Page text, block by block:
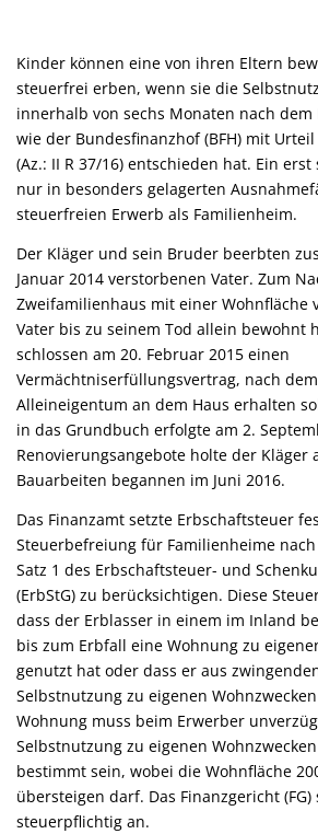
Kinder können eine von ihren Eltern
steuerfrei erben, wenn sie die
innerhalb von sechs Monaten nach
wie der Bundesfinanzhof (BFH) mit
(Az.: II R 37/16) entschieden hat. Ein
nur in besonders gelagerten
steuerfreien Erwerb als Familienheim.
Der Kläger und sein Bruder beerbten
Januar 2014 verstorbenen Vater. Zum
Zweifamilienhaus mit einer Wohnfläche
Vater bis zu seinem Tod allein bewohnt
schlossen am 20. Februar 2015 einen
Vermächtniserfüllungsvertrag, nach
Alleineigentum an dem Haus erhalten
in das Grundbuch erfolgte am 2.
Renovierungsangebote holte der Kläger
Bauarbeiten begannen im Juni 2016.
Das Finanzamt setzte Erbschaftsteuer
Steuerbefreiung für Familienheime nach
Satz 1 des Erbschaftsteuer- und
(ErbStG) zu berücksichtigen. Diese
dass der Erblasser in einem im Inland
bis zum Erbfall eine Wohnung zu
genutzt hat oder dass er aus
Selbstnutzung zu eigenen
Wohnung muss beim Erwerber
Selbstnutzung zu eigenen
bestimmt sein, wobei die Wohnfläche
übersteigen darf. Das Finanzgericht
steuerpflichtig an.